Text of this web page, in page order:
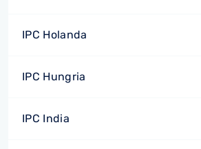
IPC Holanda
IPC Hungria
IPC India